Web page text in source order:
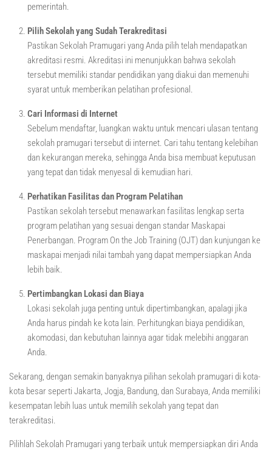
pemerintah.
Pilih Sekolah yang Sudah Terakreditasi
Pastikan Sekolah Pramugari yang Anda pilih telah mendapatkan
akreditasi resmi. Akreditasi ini menunjukkan bahwa sekolah
tersebut memiliki standar pendidikan yang diakui dan memenuhi
syarat untuk memberikan pelatihan profesional.
Cari Informasi di Internet
Sebelum mendaftar, luangkan waktu untuk mencari ulasan tentang
sekolah pramugari tersebut di internet. Cari tahu tentang kelebihan
dan kekurangan mereka, sehingga Anda bisa membuat keputusan
yang tepat dan tidak menyesal di kemudian hari.
Perhatikan Fasilitas dan Program Pelatihan
Pastikan sekolah tersebut menawarkan fasilitas lengkap serta
program pelatihan yang sesuai dengan standar Maskapai
Penerbangan. Program On the Job Training (OJT) dan kunjungan ke
maskapai menjadi nilai tambah yang dapat mempersiapkan Anda
lebih baik.
Pertimbangkan Lokasi dan Biaya
Lokasi sekolah juga penting untuk dipertimbangkan, apalagi jika
Anda harus pindah ke kota lain. Perhitungkan biaya pendidikan,
akomodasi, dan kebutuhan lainnya agar tidak melebihi anggaran
Anda.
Sekarang, dengan semakin banyaknya pilihan sekolah pramugari di kota-
kota besar seperti Jakarta, Jogja, Bandung, dan Surabaya, Anda memiliki
kesempatan lebih luas untuk memilih sekolah yang tepat dan
terakreditasi.
Pilihlah Sekolah Pramugari yang terbaik untuk mempersiapkan diri Anda